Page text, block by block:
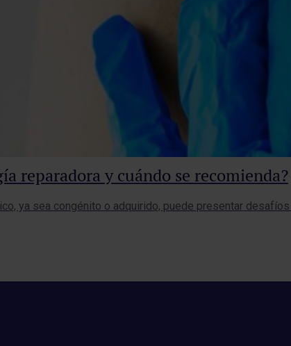
reparadora y cuándo se recomienda?
ya sea congénito o adquirido, puede presentar